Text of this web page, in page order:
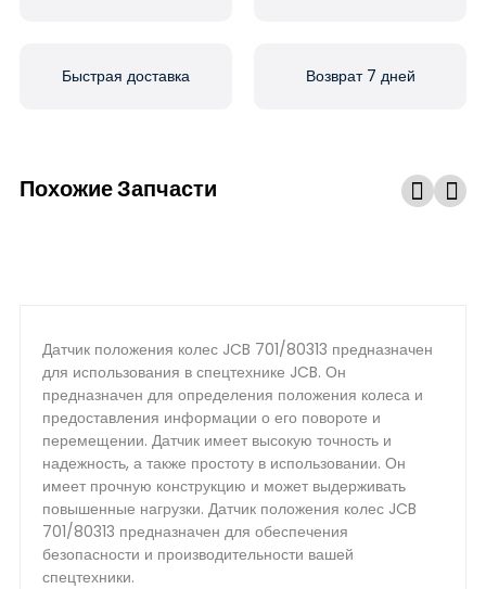
Быстрая доставка Возврат 7 дней
Похожие Запчасти
Датчик положения колес JCB 701/80313 предназначен
для использования в спецтехнике JCB. Он
предназначен для определения положения колеса и
предоставления информации о его повороте и
перемещении. Датчик имеет высокую точность и
надежность, а также простоту в использовании. Он
имеет прочную конструкцию и может выдерживать
повышенные нагрузки. Датчик положения колес JCB
701/80313 предназначен для обеспечения
безопасности и производительности вашей
спецтехники.